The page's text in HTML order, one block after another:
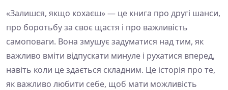
«Залишся, якщо кохаєш» — це книга про другі шанси,
про боротьбу за своє щастя і про важливість
самоповаги. Вона змушує задуматися над тим, як
важливо вміти відпускати минуле і рухатися вперед,
навіть коли це здається складним. Це історія про те,
як важливо любити себе, щоб мати можливість